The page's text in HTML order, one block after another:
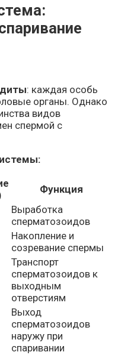
: каждая особь
органы. Однако
видов
спермой с
Функция
Выработка
сперматозоидов
Накопление и
созревание спермы
Транспорт
сперматозоидов к
выходным
отверстиям
Выход
сперматозоидов
наружу при
спаривании